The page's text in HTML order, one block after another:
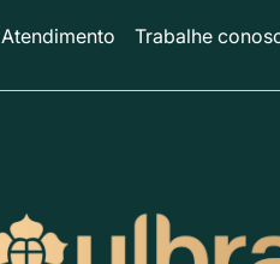
Atendimento Trabalhe